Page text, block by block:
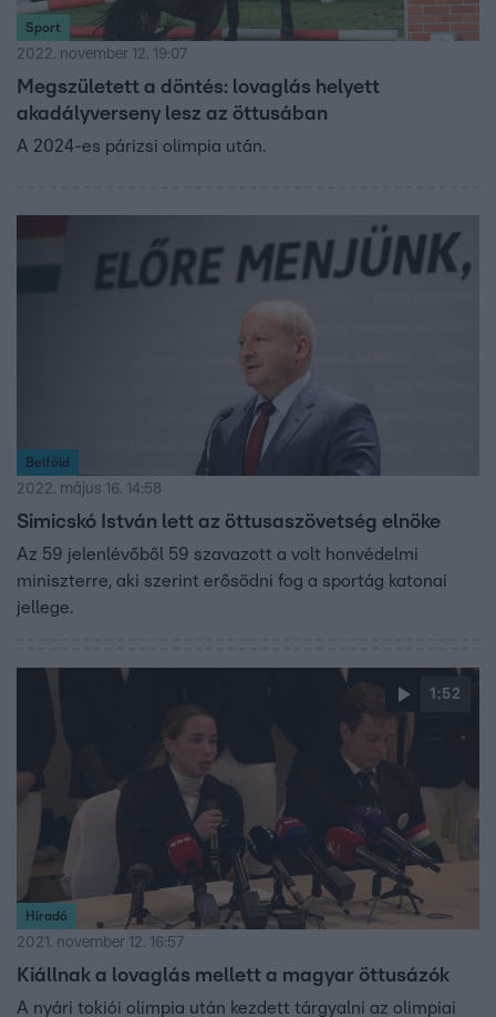
Sport
2022. november 12. 19:07
Megszületett a döntés: lovaglás helyett
akadályverseny lesz az öttusában
A 2024-es párizsi olimpia után.
Belföld
2022. május 16. 14:58
Simicskó István lett az öttusaszövetség elnöke
Az 59 jelenlévőből 59 szavazott a volt honvédelmi
miniszterre, aki szerint erősödni fog a sportág katonai
jellege.
1:52
Híradó
2021. november 12. 16:57
Kiállnak a lovaglás mellett a magyar öttusázók
A nyári tokiói olimpia után kezdett tárgyalni az olimpiai